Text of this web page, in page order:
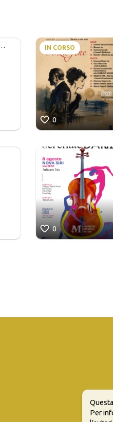
IN CORSO
0
0
Per